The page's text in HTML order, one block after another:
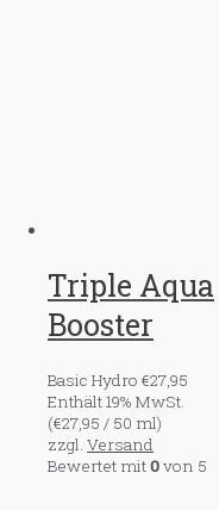
Triple Aqua
Booster
Basic Hydro €27,95
Enthält 19% MwSt.
(€27,95 / 50 ml)
zzgl. Versand
Bewertet mit0von 5